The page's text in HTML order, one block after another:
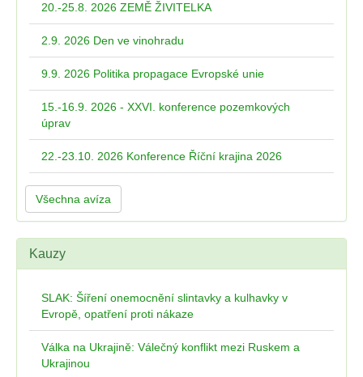
20.-25.8. 2026 ZEMĚ ŽIVITELKA
2.9. 2026 Den ve vinohradu
9.9. 2026 Politika propagace Evropské unie
15.-16.9. 2026 - XXVI. konference pozemkových
úprav
22.-23.10. 2026 Konference Říční krajina 2026
Všechna avíza
Kauzy
SLAK: Šíření onemocnění slintavky a kulhavky v
Evropě, opatření proti nákaze
Válka na Ukrajině: Válečný konflikt mezi Ruskem a
Ukrajinou